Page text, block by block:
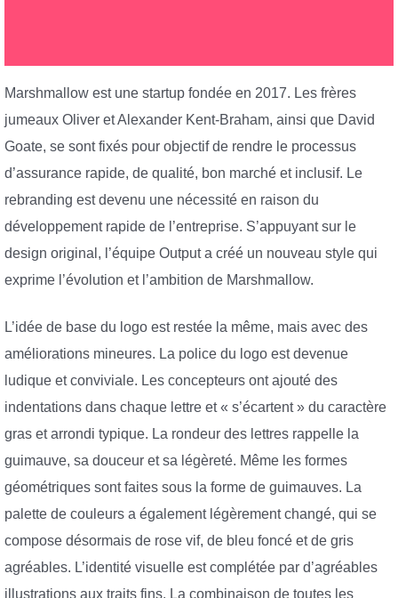
Marshmallow est une startup fondée en 2017. Les frères
jumeaux Oliver et Alexander Kent-Braham, ainsi que David
Goate, se sont fixés pour objectif de rendre le processus
d’assurance rapide, de qualité, bon marché et inclusif. Le
rebranding est devenu une nécessité en raison du
développement rapide de l’entreprise. S’appuyant sur le
design original, l’équipe Output a créé un nouveau style qui
exprime l’évolution et l’ambition de Marshmallow.
L’idée de base du logo est restée la même, mais avec des
améliorations mineures. La police du logo est devenue
ludique et conviviale. Les concepteurs ont ajouté des
indentations dans chaque lettre et « s’écartent » du caractère
gras et arrondi typique. La rondeur des lettres rappelle la
guimauve, sa douceur et sa légèreté. Même les formes
géométriques sont faites sous la forme de guimauves. La
palette de couleurs a également légèrement changé, qui se
compose désormais de rose vif, de bleu foncé et de gris
agréables. L’identité visuelle est complétée par d’agréables
illustrations aux traits fins. La combinaison de toutes les